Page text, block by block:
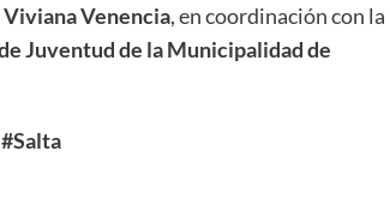
Viviana Venencia, en coordinación con la
Juventud de la Municipalidad de
#Salta